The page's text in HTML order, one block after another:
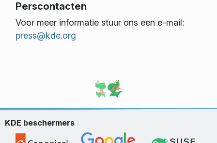
Perscontacten
Voor meer informatie stuur ons een e-mail:
press@kde.org
KDE beschermers